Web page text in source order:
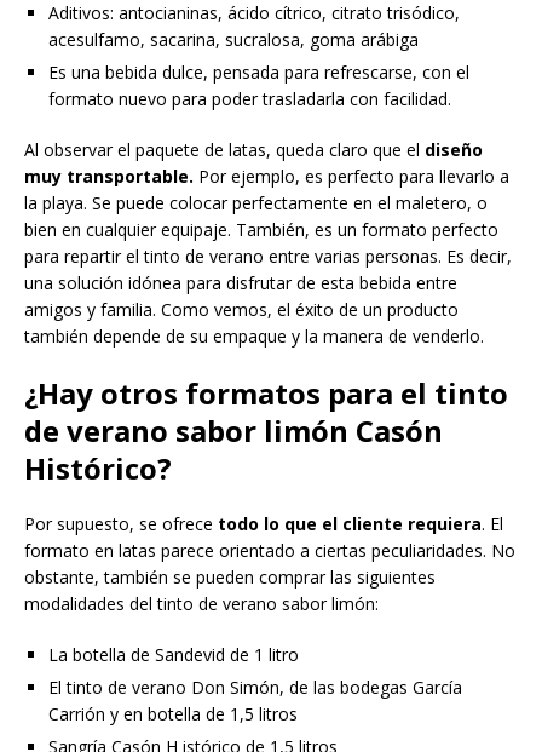
Aditivos: antocianinas, ácido cítrico, citrato trisódico,
acesulfamo, sacarina, sucralosa, goma arábiga
Es una bebida dulce, pensada para refrescarse, con el
formato nuevo para poder trasladarla con facilidad.
Al observar el paquete de latas, queda claro que el diseño
muy transportable. Por ejemplo, es perfecto para llevarlo a
la playa. Se puede colocar perfectamente en el maletero, o
bien en cualquier equipaje. También, es un formato perfecto
para repartir el tinto de verano entre varias personas. Es decir,
una solución idónea para disfrutar de esta bebida entre
amigos y familia. Como vemos, el éxito de un producto
también depende de su empaque y la manera de venderlo.
¿Hay otros formatos para el tinto
de verano sabor limón Casón
Histórico?
Por supuesto, se ofrece todo lo que el cliente requiera. El
formato en latas parece orientado a ciertas peculiaridades. No
obstante, también se pueden comprar las siguientes
modalidades del tinto de verano sabor limón:
La botella de Sandevid de 1 litro
El tinto de verano Don Simón, de las bodegas García
Carrión y en botella de 1,5 litros
Sangría Casón H istórico de 1,5 litros